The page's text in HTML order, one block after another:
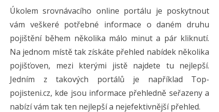
Úkolem srovnávacího online portálu je poskytnout
vám veškeré potřebné informace o daném druhu
pojištění během několika málo minut a pár kliknutí.
Na jednom místě tak získáte přehled nabídek několika
pojišťoven, mezi kterými jistě najdete tu nejlepší.
Jedním z takových portálů je například Top-
pojisteni.cz, kde jsou informace přehledně seřazeny a
nabízí vám tak ten nejlepší a nejefektivnější přehled.